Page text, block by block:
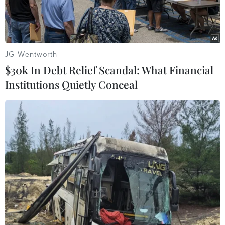
07/02/2024 01:58
[Podcast] Tâm sự ông đồ tặng
thư pháp cho tỷ phú Bill
Gates
Mỗi dịp Xuân về, rất nhiều người xếp hàng xin chữ ông đồ Trần
Đình Cường nhưng không mấy ai biết rằng, nhà thư pháp này
đã từng tặng chữ cho Bill Gates, nhân dịp vị tỷ phú sang thăm
Việt Nam.
Đại Nghĩa
Theo dõi VietnamPlus
JG Wentworth
$30k In Debt Relief Scandal: What Financial
Institutions Quietly Conceal